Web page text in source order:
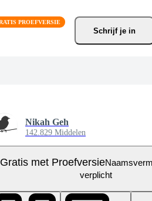
Schrijf je in
Nikah Geh
142.829 Middelen
Gratis met Proefversie
verplicht